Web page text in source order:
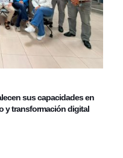
sus capacidades en
y transformación digital